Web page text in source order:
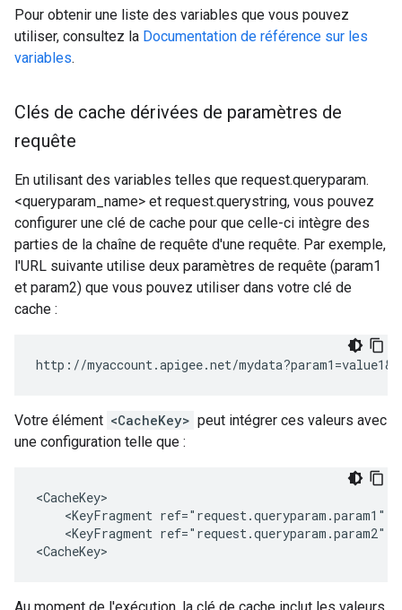
Pour obtenir une liste des variables que vous pouvez
utiliser, consultez la Documentation de référence sur les
variables.
Clés de cache dérivées de paramètres de
requête
En utilisant des variables telles que request.queryparam.
<queryparam_name> et request.querystring, vous pouvez
configurer une clé de cache pour que celle-ci intègre des
parties de la chaîne de requête d'une requête. Par exemple,
l'URL suivante utilise deux paramètres de requête (param1
et param2) que vous pouvez utiliser dans votre clé de
cache :
http://myaccount.apigee.net/
Votre élément <CacheKey> peut intégrer ces valeurs avec
une configuration telle que :
<CacheKey>
<KeyFragment ref="request.queryparam.param1"
<KeyFragment ref="request.queryparam.param2"
<CacheKey>